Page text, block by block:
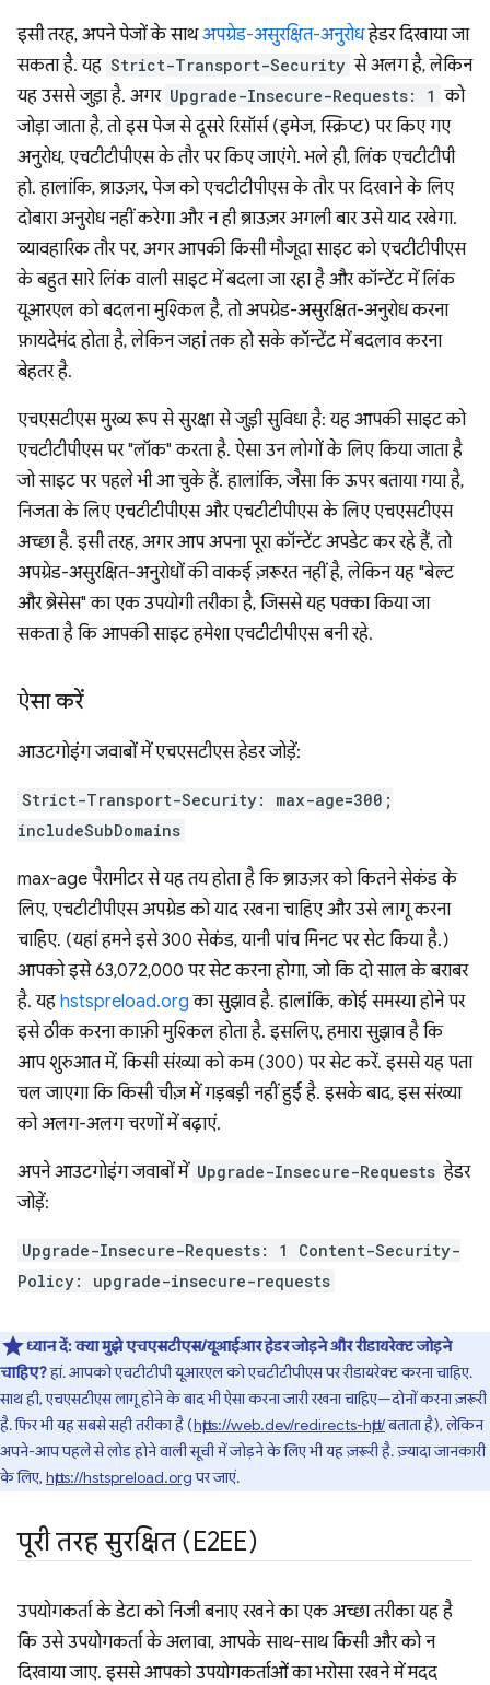
इसी तरह, अपने पेजों के साथअपग्रेड-असुरक्षित-अनुरोधहेडर दिखाया जा
सकता है. यह Strict-Transport-Security से अलग है, लेकिन
यह उससे जुड़ा है. अगर Upgrade-Insecure-Requests: 1 को
जोड़ा जाता है, तो इस पेज से दूसरे रिसॉर्स (इमेज, स्क्रिप्ट) पर किए गए
अनुरोध, एचटीटीपीएस के तौर पर किए जाएंगे. भले ही, लिंक एचटीटीपी
हो. हालांकि, ब्राउज़र, पेज को एचटीटीपीएस के तौर पर दिखाने के लिए
दोबारा अनुरोध नहीं करेगा और न ही ब्राउज़र अगली बार उसे याद रखेगा.
व्यावहारिक तौर पर, अगर आपकी किसी मौजूदा साइट को एचटीटीपीएस
के बहुत सारे लिंक वाली साइट में बदला जा रहा है और कॉन्टेंट में लिंक
यूआरएल को बदलना मुश्किल है, तो अपग्रेड-असुरक्षित-अनुरोध करना
फ़ायदेमंद होता है, लेकिन जहां तक हो सके कॉन्टेंट में बदलाव करना
बेहतर है.
एचएसटीएस मुख्य रूप से सुरक्षा से जुड़ी सुविधा है: यह आपकी साइट को
एचटीटीपीएस पर "लॉक" करता है. ऐसा उन लोगों के लिए किया जाता है
जो साइट पर पहले भी आ चुके हैं. हालांकि, जैसा कि ऊपर बताया गया है,
निजता के लिए एचटीटीपीएस और एचटीटीपीएस के लिए एचएसटीएस
अच्छा है. इसी तरह, अगर आप अपना पूरा कॉन्टेंट अपडेट कर रहे हैं, तो
अपग्रेड-असुरक्षित-अनुरोधों की वाकई ज़रूरत नहीं है, लेकिन यह "बेल्ट
और ब्रेसेस" का एक उपयोगी तरीका है, जिससे यह पक्का किया जा
सकता है कि आपकी साइट हमेशा एचटीटीपीएस बनी रहे.
ऐसा करें
आउटगोइंग जवाबों में एचएसटीएस हेडर जोड़ें:
Strict-Transport-Security: max-age=300;
includeSubDomains
max-age पैरामीटर से यह तय होता है कि ब्राउज़र को कितने सेकंड के
लिए, एचटीटीपीएस अपग्रेड को याद रखना चाहिए और उसे लागू करना
चाहिए. (यहां हमने इसे 300 सेकंड, यानी पांच मिनट पर सेट किया है.)
आपको इसे 63,072,000 पर सेट करना होगा, जो कि दो साल के बराबर
है. यह hstspreload.org का सुझाव है. हालांकि, कोई समस्या होने पर
इसे ठीक करना काफ़ी मुश्किल होता है. इसलिए, हमारा सुझाव है कि
आप शुरुआत में, किसी संख्या को कम (300) पर सेट करें. इससे यह पता
चल जाएगा कि किसी चीज़ में गड़बड़ी नहीं हुई है. इसके बाद, इस संख्या
को अलग-अलग चरणों में बढ़ाएं.
अपने आउटगोइंग जवाबों में Upgrade-Insecure-Requests हेडर
जोड़ें:
Upgrade-Insecure-Requests: 1 Content-Security-
Policy: upgrade-insecure-requests
ध्यान दें:क्या मुझे एचएसटीएस/यूआईआर हेडर जोड़ने और रीडायरेक्ट जोड़ने
चाहिए?हां. आपको एचटीटीपी यूआरएल को एचटीटीपीएस पर रीडायरेक्ट करना चाहिए.
साथ ही, एचएसटीएस लागू होने के बाद भी ऐसा करना जारी रखना चाहिए—दोनों करना ज़रूरी
है. फिर भी यह सबसे सही तरीका है (https://web.dev/redirects-http/बताता है), लेकिन
अपने-आप पहले से लोड होने वाली सूची में जोड़ने के लिए भी यह ज़रूरी है. ज़्यादा जानकारी
के लिए, https://hstspreload.orgपर जाएं.
पूरी तरह सुरक्षित (E2EE)
उपयोगकर्ता के डेटा को निजी बनाए रखने का एक अच्छा तरीका यह है
कि उसे उपयोगकर्ता के अलावा, आपके साथ-साथ किसी और को न
दिखाया जाए. इससे आपको उपयोगकर्ताओं का भरोसा रखने में मदद